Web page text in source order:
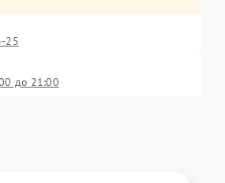
25
до 21:00